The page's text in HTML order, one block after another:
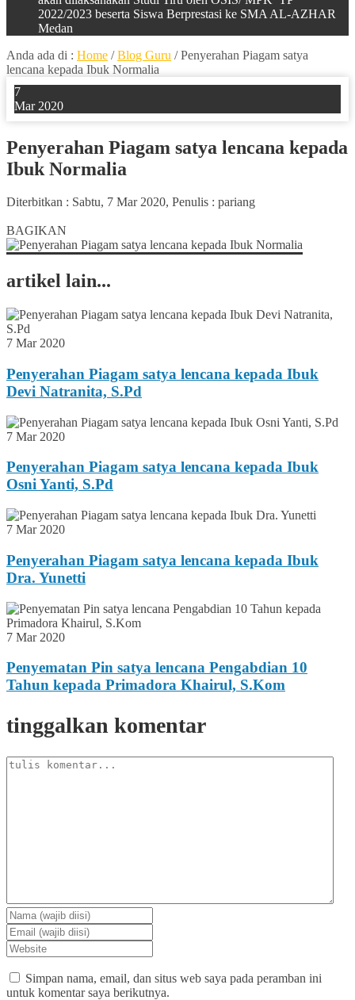
2022/2023 beserta Siswa Berprestasi ke SMA AL-AZHAR
Medan
Anda ada di : Home /Blog Guru /Penyerahan Piagam satya
lencana kepada Ibuk Normalia
7
Mar 2020
Penyerahan Piagam satya lencana kepada
Ibuk Normalia
Diterbitkan : Sabtu, 7 Mar 2020, Penulis : pariang
BAGIKAN
artikel lain...
7 Mar 2020
Penyerahan Piagam satya lencana kepada Ibuk
Devi Natranita, S.Pd
7 Mar 2020
Penyerahan Piagam satya lencana kepada Ibuk
Osni Yanti, S.Pd
7 Mar 2020
Penyerahan Piagam satya lencana kepada Ibuk
Dra. Yunetti
7 Mar 2020
Penyematan Pin satya lencana Pengabdian 10
Tahun kepada Primadora Khairul, S.Kom
tinggalkan komentar
Simpan nama, email, dan situs web saya pada peramban ini
untuk komentar saya berikutnya.